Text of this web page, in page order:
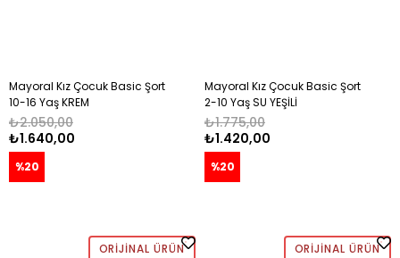
Mayoral Kız Çocuk Basic Şort
10-16 Yaş KREM
₺1.640,00
₺2.050,00
%20
Mayoral Kız Çocuk Basic Şort
2-10 Yaş SU YEŞİLİ
₺1.420,00
₺1.775,00
%20
ORIJINAL ÜRÜN ORIJINAL ÜRÜN